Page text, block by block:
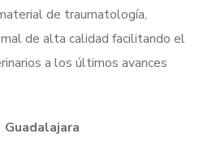
de traumatología,
de alta calidad facilitando el
a los últimos avances